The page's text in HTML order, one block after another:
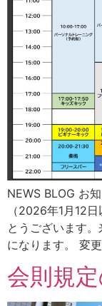
NEWS BLOG お
（2026年1月12
とうございます
になります。 変
会則規